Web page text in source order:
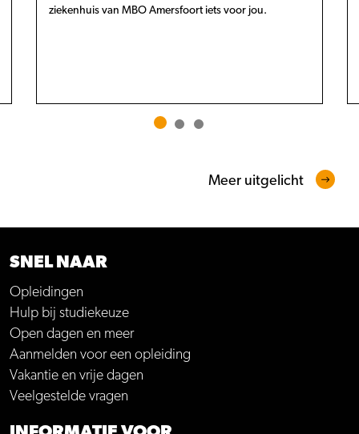
ziekenhuis van MBO Amersfoort iets voor jou.
Meer uitgelicht
SNEL NAAR
Opleidingen
Hulp bij studiekeuze
Open dagen en meer
Aanmelden voor een opleiding
Vakantie en vrije dagen
Veelgestelde vragen